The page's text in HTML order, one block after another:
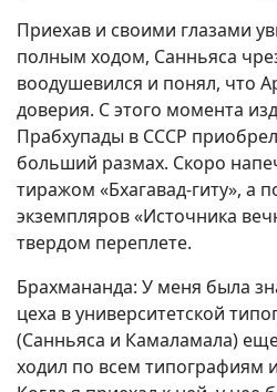
Приехав и своими глазами
полным ходом, Санньяса
воодушевился и понял, что
доверия. С этого момента
Прабхупады в СССР
больший размах. Скоро
тиражом «Бхагавад-гиту», а
экземпляров «Источника
твердом переплете.
Брахмананда: У меня была
цеха в университетской
(Санньяса и Камаламала)
ходил по всем типографиям